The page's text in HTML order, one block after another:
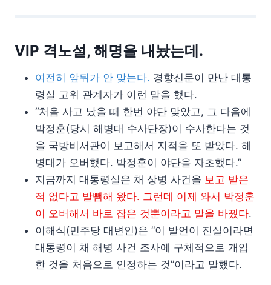
VIP 격노설, 해명을 내놨는데.
여전히 앞뒤가 안 맞는다. 경향신문이 만난 대통
령실 고위 관계자가 이런 말을 했다.
“처음 사고 났을 때 한번 야단 맞았고, 그 다음에
박정훈(당시 해병대 수사단장)이 수사한다는 것
을 국방비서관이 보고해서 지적을 또 받았다. 해
병대가 오버했다. 박정훈이 야단을 자초했다.”
지금까지 대통령실은 채 상병 사건을 보고 받은
적 없다고 발뺌해 왔다. 그런데 이제 와서 박정훈
이 오버해서 바로 잡은 것뿐이라고 말을 바꿨다.
이해식(민주당 대변인)은 “이 발언이 진실이라면
대통령이 채 해병 사건 조사에 구체적으로 개입
한 것을 처음으로 인정하는 것”이라고 말했다.